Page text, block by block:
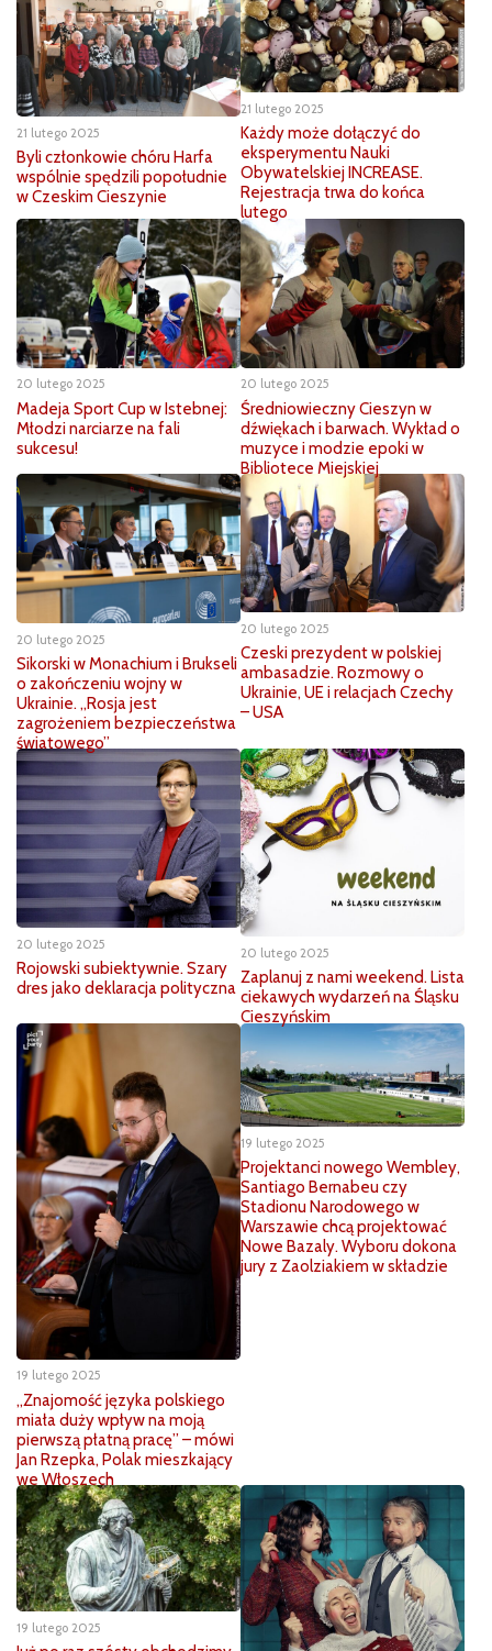
21 lutego 2025
Byli członkowie chóru Harfa
wspólnie spędzili popołudnie
w Czeskim Cieszynie
21 lutego 2025
Każdy może dołączyć do
eksperymentu Nauki
Obywatelskiej INCREASE.
Rejestracja trwa do końca
lutego
20 lutego 2025
Madeja Sport Cup w Istebnej:
Młodzi narciarze na fali
sukcesu!
20 lutego 2025
Średniowieczny Cieszyn w
dźwiękach i barwach. Wykład o
muzyce i modzie epoki w
Bibliotece Miejskiej
20 lutego 2025
Sikorski w Monachium i Brukseli
o zakończeniu wojny w
Ukrainie. „Rosja jest
zagrożeniem bezpieczeństwa
światowego”
20 lutego 2025
Czeski prezydent w polskiej
ambasadzie. Rozmowy o
Ukrainie, UE i relacjach Czechy
– USA
20 lutego 2025
Rojowski subiektywnie. Szary
dres jako deklaracja polityczna
20 lutego 2025
Zaplanuj z nami weekend. Lista
ciekawych wydarzeń na Śląsku
Cieszyńskim
19 lutego 2025
„Znajomość języka polskiego
miała duży wpływ na moją
pierwszą płatną pracę” – mówi
Jan Rzepka, Polak mieszkający
we Włoszech
19 lutego 2025
Projektanci nowego Wembley,
Santiago Bernabeu czy
Stadionu Narodowego w
Warszawie chcą projektować
Nowe Bazaly. Wyboru dokona
jury z Zaolziakiem w składzie
19 lutego 2025